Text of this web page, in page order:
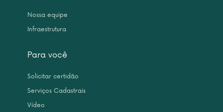
Nossa equipe
Infraestrutura
Para você
Solicitar certidão
Serviços Cadastrais
Vídeo